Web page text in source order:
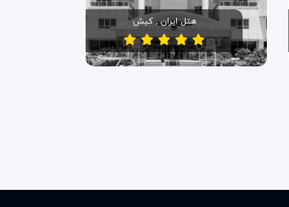
هتل ایران , کیش